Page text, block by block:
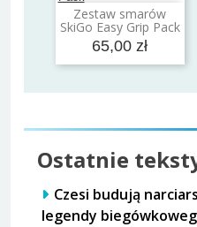
Zestaw smarów
SkiGo Easy Grip Pack
65,00 zł
Dodaj do koszyka
Ostatnie
Czesi budują
legendy